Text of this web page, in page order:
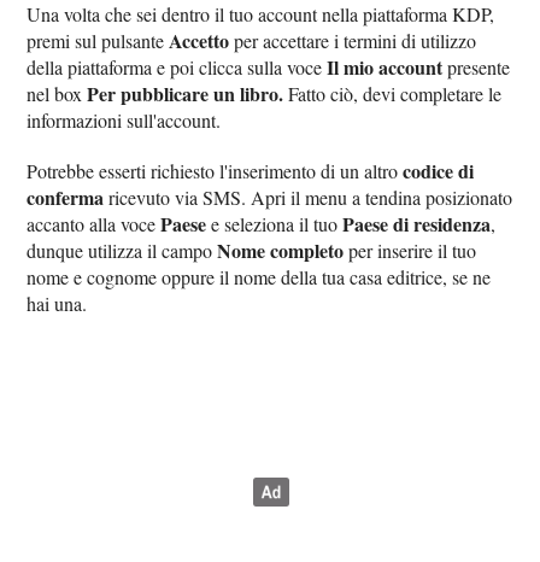
Una volta che sei dentro il tuo account nella piattaforma KDP,
premi sul pulsanteAccettoper accettare i termini di utilizzo
della piattaforma e poi clicca sulla voceIl mio accountpresente
nel boxPer pubblicare un libro.Fatto ciò, devi completare le
informazioni sull'account.
Potrebbe esserti richiesto l'inserimento di un altrocodice di
confermaricevuto via SMS. Apri il menu a tendina posizionato
accanto alla vocePaesee seleziona il tuoPaese di residenza,
dunque utilizza il campoNome completoper inserire il tuo
nome e cognome oppure il nome della tua casa editrice, se ne
hai una.